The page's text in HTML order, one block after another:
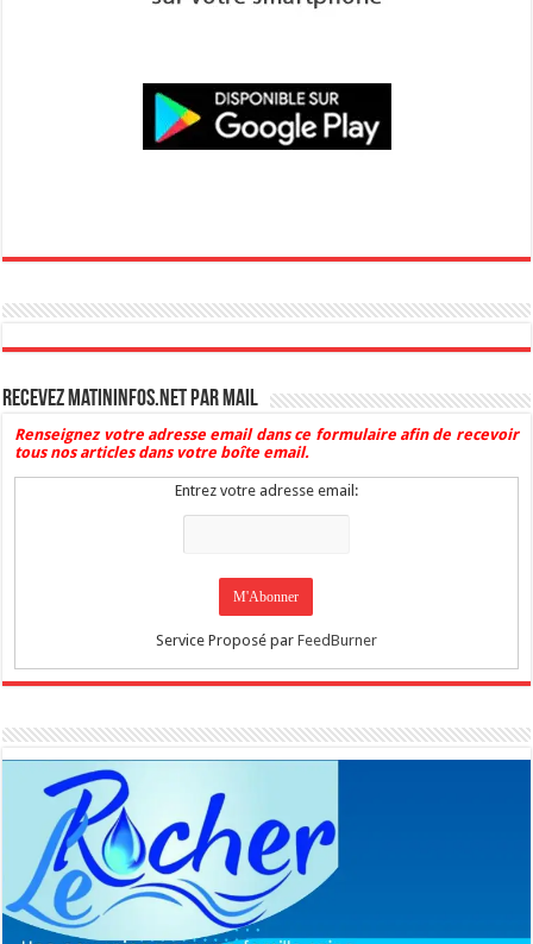
Recevez Matininfos.net par mail
Renseignez votre adresse email dans ce formulaire afin de recevoir
tous nos articles dans votre boîte email.
Entrez votre adresse email:
Service Proposé par FeedBurner